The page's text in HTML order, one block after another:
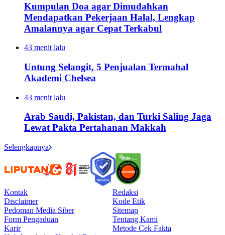
Kumpulan Doa agar Dimudahkan
Mendapatkan Pekerjaan Halal, Lengkap
Amalannya agar Cepat Terkabul
43 menit lalu
Untung Selangit, 5 Penjualan Termahal
Akademi Chelsea
43 menit lalu
Arab Saudi, Pakistan, dan Turki Saling Jaga
Lewat Pakta Pertahanan Makkah
Selengkapnya
Kontak
Redaksi
Disclaimer
Kode Etik
Pedoman Media Siber
Sitemap
Form Pengaduan
Tentang Kami
Karir
Metode Cek Fakta